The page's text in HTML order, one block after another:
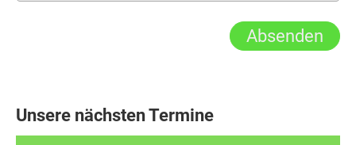
Unsere nächsten Termine